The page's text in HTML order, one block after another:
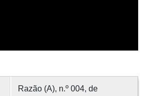
Razão (A), n.º 004, de